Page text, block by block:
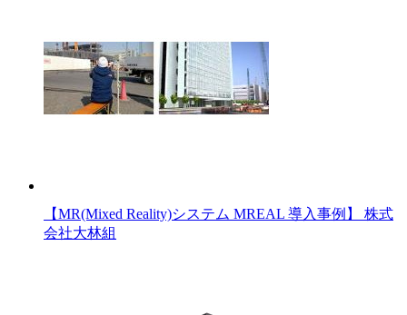
【MR(Mixed Reality)システム MREAL 導入事例】 株式
会社大林組